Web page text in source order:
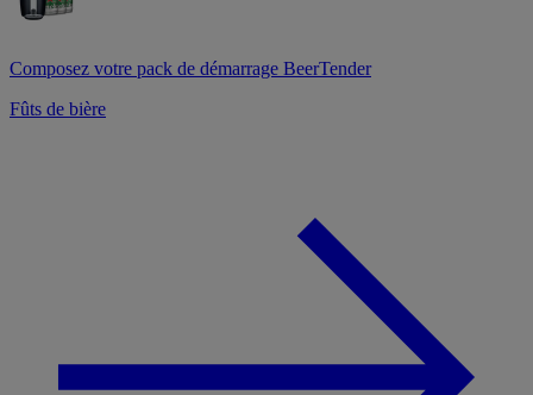
Composez votre pack de démarrage BeerTender
Fûts de bière